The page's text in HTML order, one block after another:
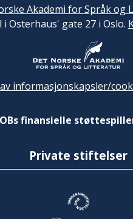
Akademi for Språk og
Osterhaus' gate 27 i Oslo.
informasjonskapsler/
finansielle
Private stiftelser